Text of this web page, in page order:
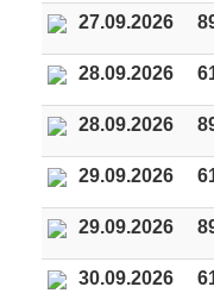
27.09.2026
28.09.2026
28.09.2026
29.09.2026
29.09.2026
30.09.2026